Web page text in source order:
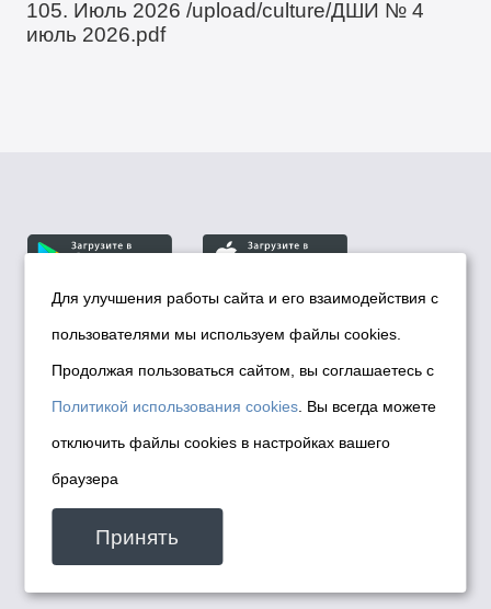
105. Июль 2026/upload/culture/ДШИ № 4
июль 2026.pdf
© Департамент информационной политики мэрии
города Новосибирска, 2026
Политика использования Cookies
Политика по обработке персональных
данных в информационных системах
мэрии города Новосибирска
malinchukvl@mail.ru
Для улучшения работы сайта и его взаимодействия с
пользователями мы используем файлы cookies.
Продолжая пользоваться сайтом, вы соглашаетесь с
Политикой использования cookies . Вы всегда можете
отключить файлы cookies в настройках вашего
браузера
Принять